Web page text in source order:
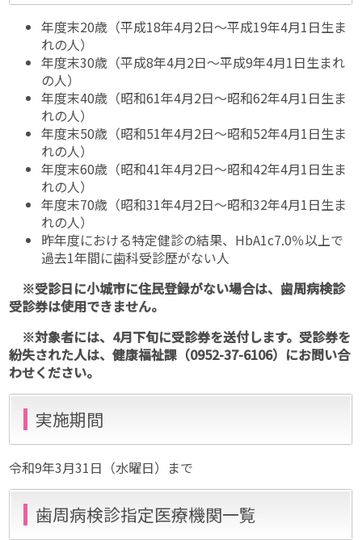
年度末20歳（平成18年4月2日～平成19年4月1日生ま
れの人）
年度末30歳（平成8年4月2日～平成9年4月1日生まれ
の人）
年度末40歳（昭和61年4月2日〜昭和62年4月1日生ま
れの人）
年度末50歳（昭和51年4月2日〜昭和52年4月1日生ま
れの人）
年度末60歳（昭和41年4月2日〜昭和42年4月1日生ま
れの人）
年度末70歳（昭和31年4月2日〜昭和32年4月1日生ま
れの人）
昨年度における特定健診の結果、HbA1c7.0％以上で
過去1年間に歯科受診歴がない人
※受診日に小城市に住民登録がない場合は、歯周病検診
受診券は使用できません。
※対象者には、4月下旬に受診券を送付します。受診券を
紛失された人は、健康福祉課（0952-37-6106）にお問い合
わせください。
実施期間
令和9年3月31日（水曜日）まで
歯周病検診指定医療機関一覧